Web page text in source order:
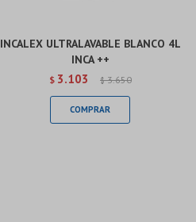
INCALEX ULTRALAVABLE BLANCO 4L
INCA ++
$ 3.103 $ 3.650